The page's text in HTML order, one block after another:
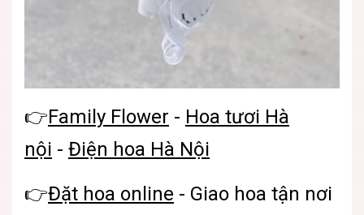
👉Family Flower - Hoa tươi Hà
nội - Điện hoa Hà Nội
👉Đặt hoa online - Giao hoa tận nơi